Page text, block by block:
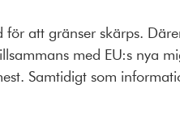
att gränser skärps.
med EU:s nya
Samtidigt som